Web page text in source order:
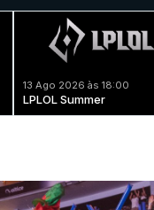
13 Ago 2026 às 18:00
LPLOL Summer